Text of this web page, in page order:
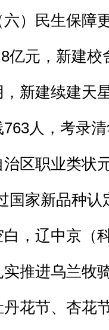
民生保障更
亿元，新建校
，新建续建天
人，考录
区职业类状
国家新品种
，辽中京（
推进乌兰牧
花节、杏花